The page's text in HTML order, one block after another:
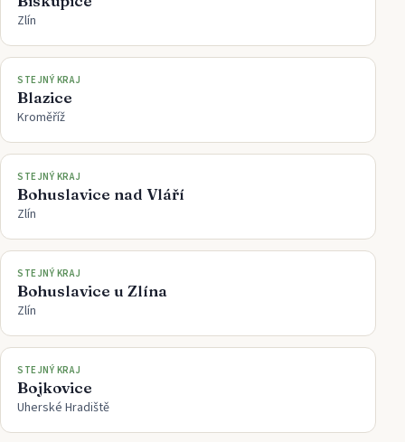
Zlín
STEJNÝ KRAJ
Blazice
Kroměříž
STEJNÝ KRAJ
Bohuslavice nad Vláří
Zlín
STEJNÝ KRAJ
Bohuslavice u Zlína
Zlín
STEJNÝ KRAJ
Bojkovice
Uherské Hradiště